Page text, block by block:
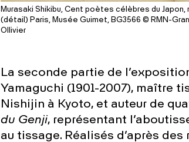
Murasaki Shikibu, Cent poètes célèbres du
(détail) Paris, Musée Guimet, BG3566 © RMN-
Ollivier
La seconde partie de
Yamaguchi (1901-2007), maître
Nishijin à Kyoto, et auteur de
du Genji, représentant
au tissage. Réalisés d’après